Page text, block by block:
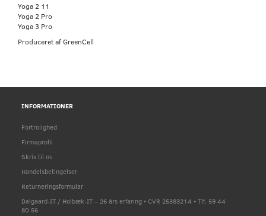
Yoga 2 11
Yoga 2 Pro
Yoga 3 Pro
Produceret af GreenCell
INFORMATIONER
Fortrolighed
Firmaprofil
Skriv til os
Handelsbetingelser
Returneringsformular
Dalgaard-IT / Holbæk-IT – 26 års erfaring • CVR 25383214 • Tlf. 59 44
80 56